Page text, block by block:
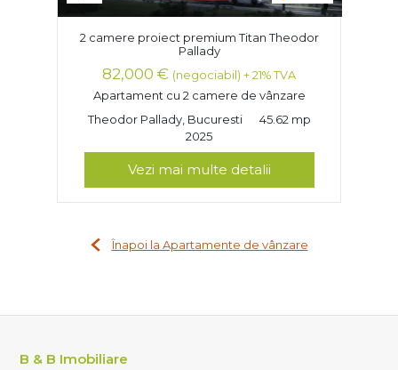
2 camere proiect premium Titan Theodor
Pallady
82,000 € (negociabil) + 21% TVA
Apartament cu 2 camere de vânzare
Theodor Pallady, Bucuresti
45.62 mp
2025
Vezi mai multe detalii
Înapoi la Apartamente de vânzare
B & B Imobiliare